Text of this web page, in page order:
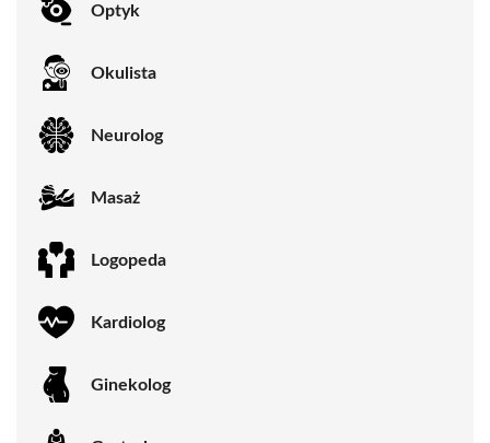
Optyk
Okulista
Neurolog
Masaż
Logopeda
Kardiolog
Ginekolog